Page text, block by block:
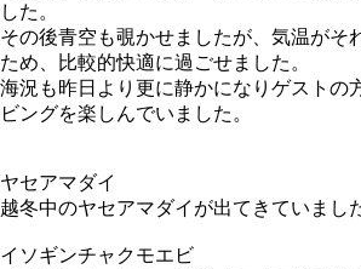
した。
その後青空も覗かせましたが、気温がそ
ため、比較的快適に過ごせました。
海況も昨日より更に静かになりゲストの
ビングを楽しんでいました。
ヤセアマダイ
越冬中のヤセアマダイが出てきていまし
イソギンチャクモエビ